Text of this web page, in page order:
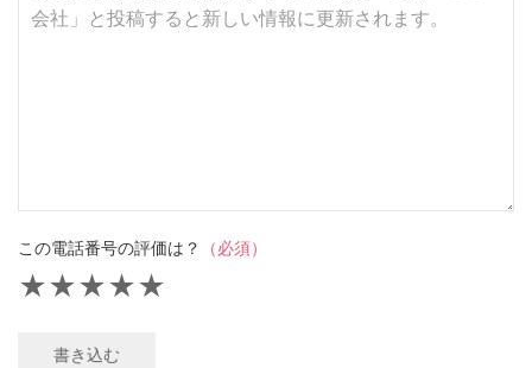
この電話番号の評価は？ （必須）
★
★
★
★
★
書き込む